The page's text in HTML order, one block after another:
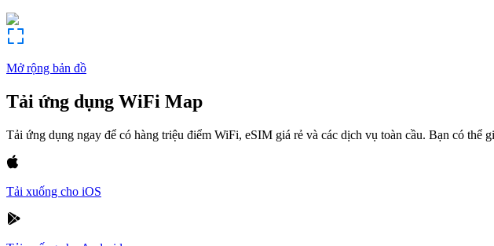
Mở rộng bản đồ
Tải ứng dụng WiFi Map
Tải ứng dụng ngay để có hàng triệu điểm WiFi, eSIM giá rẻ và các dịch vụ toàn cầu. Bạn có
Tải xuống cho iOS